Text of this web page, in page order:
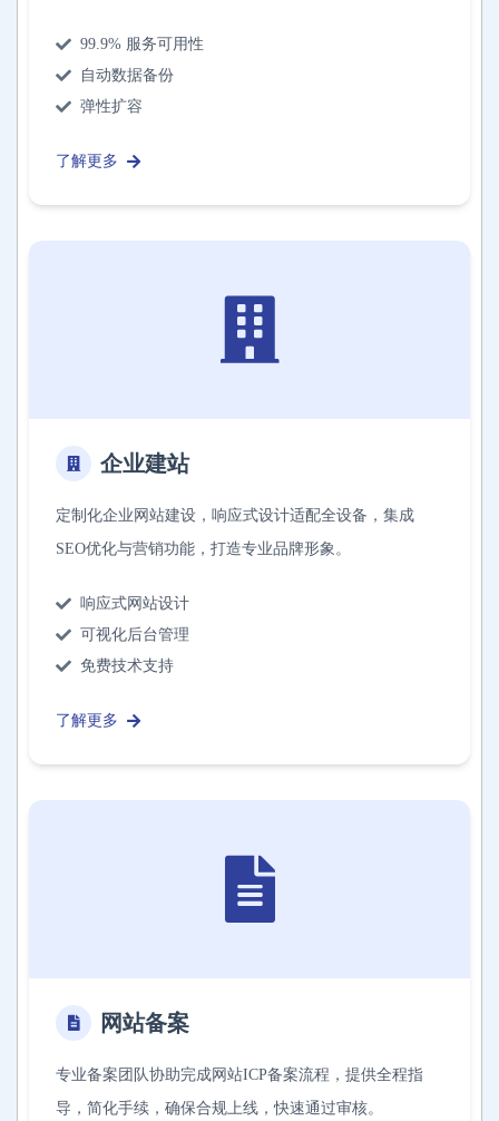
99.9% 服务可用性
自动数据备份
弹性扩容
了解更多
企业建站
定制化企业网站建设，响应式设计适配全设备，集成
SEO优化与营销功能，打造专业品牌形象。
响应式网站设计
可视化后台管理
免费技术支持
了解更多
网站备案
专业备案团队协助完成网站ICP备案流程，提供全程指
导，简化手续，确保合规上线，快速通过审核。